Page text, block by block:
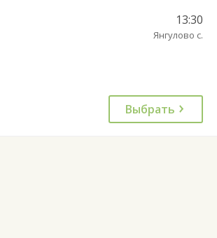
13:30
Янгулово с.
Выбрать